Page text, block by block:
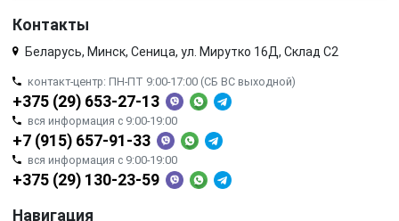
Контакты
Беларусь, Минск, Сеница, ул. Мирутко 16Д, Склад С2
контакт-центр: ПН-ПТ 9:00-17:00 (СБ ВС выходной)
+375 (29) 653-27-13
вся информация с 9:00-19:00
+7 (915) 657-91-33
вся информация с 9:00-19:00
+375 (29) 130-23-59
Навигация